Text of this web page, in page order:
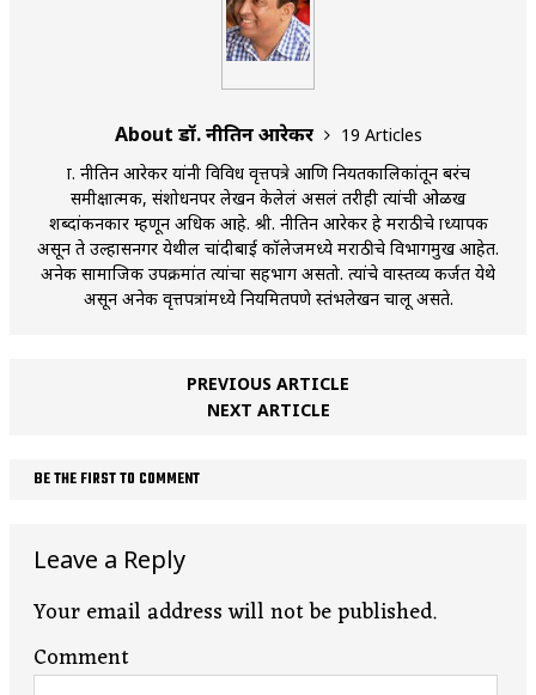
About डॉ. नीतिन आरेकर
19 Articles
प्रा. नीतिन आरेकर यांनी विविध वृत्तपत्रे आणि नियतकालिकांतून बरंच
समीक्षात्मक, संशोधनपर लेखन केलेलं असलं तरीही त्यांची ओळख
शब्दांकनकार म्हणून अधिक आहे. श्री. नीतिन आरेकर हे मराठीचे प्राध्यापक
असून ते उल्हासनगर येथील चांदीबाई कॉलेजमध्ये मराठीचे विभागप्रमुख आहेत.
अनेक सामाजिक उपक्रमांत त्यांचा सहभाग असतो. त्यांचे वास्तव्य कर्जत येथे
असून अनेक वृत्तपत्रांमध्ये नियमितपणे स्तंभलेखन चालू असते.
PREVIOUS ARTICLE
NEXT ARTICLE
BE THE FIRST TO COMMENT
Leave a Reply
Your email address will not be published.
Comment